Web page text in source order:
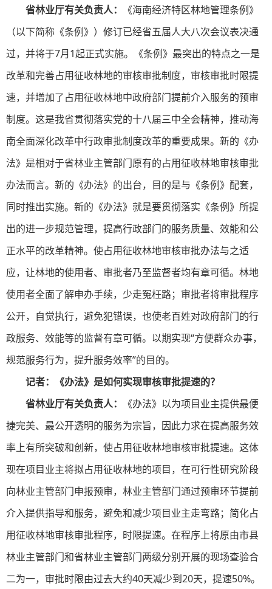
省林业厅有关负责人：
《海南经济特区林地管理条例》
（以下简称《条例》）修订已经省五届人大八次会议表决通
过，并将于7月1起正式实施。《条例》最突出的特点之一是
改革和完善占用征收林地的审核审批制度，审核审批时限提
速，并增加了占用征收林地中政府部门提前介入服务的预审
制度。这是我省贯彻落实党的十八届三中全会精神，推动海
南全面深化改革中行政审批制度改革的重要成果。新的《办
法》是相对于省林业主管部门原有的占用征收林地审核审批
办法而言。新的《办法》的出台，目的是与《条例》配套，
同时推出实施。新的《办法》就是要贯彻落实《条例》所提
出的进一步规范管理，提高行政部门的服务质量、效能和公
正水平的改革精神。使占用征收林地审核审批办法与之适
应，让林地的使用者、审批者乃至监督者均有章可循。林地
使用者全面了解申办手续，少走冤枉路；审批者将审批程序
公开，自觉执行，避免犯错误，也使老百姓对政府部门的行
政服务、效能等的监督有章可循。以期实现“方便群众办事，
规范服务行为，提升服务效率”的目的。
记者：《办法》是如何实现审核审批提速的？
省林业厅有关负责人：
《办法》以为项目业主提供最便
捷完美、最公开透明的服务为宗旨，因此力求在提高服务效
率上有所突破和创新，使占用征收林地审核审批提速。这体
现在项目业主将拟占用征收林地的项目，在可行性研究阶段
向林业主管部门申报预审，林业主管部门通过预审环节提前
介入提供指导和服务，避免和减少项目业主走弯路；简化占
用征收林地审核审批程序，时限提速。在程序上将原由市县
林业主管部门和省林业主管部门两级分别开展的现场查验合
二为一，审批时限由过去大约40天减少到20天，提速50%。